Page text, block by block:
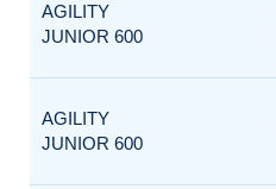
AGILITY
JUNIOR 600
AGILITY
JUNIOR 600